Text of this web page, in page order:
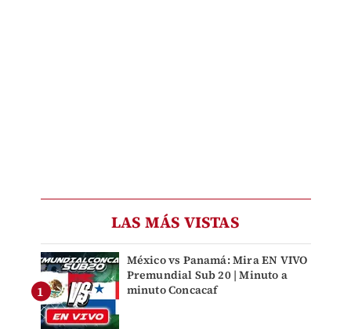
LAS MÁS VISTAS
México vs Panamá: Mira EN VIVO
Premundial Sub 20 | Minuto a
minuto Concacaf